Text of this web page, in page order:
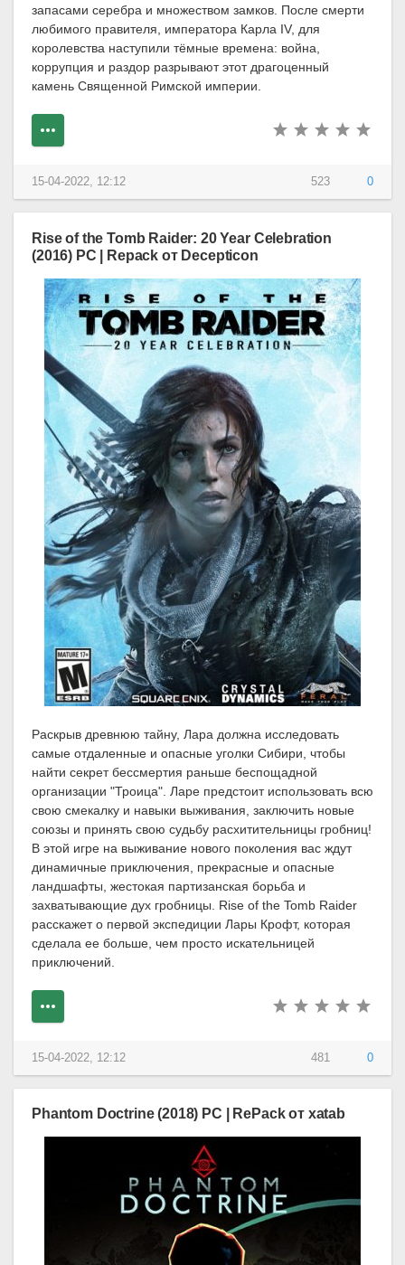
запасами серебра и множеством замков. После смерти
любимого правителя, императора Карла IV, для
королевства наступили тёмные времена: война,
коррупция и раздор разрывают этот драгоценный
камень Священной Римской империи.
523 0
15-04-2022, 12:12
Rise of the Tomb Raider: 20 Year Celebration
(2016) PC | Repack от Decepticon
Раскрыв древнюю тайну, Лара должна исследовать
самые отдаленные и опасные уголки Сибири, чтобы
найти секрет бессмертия раньше беспощадной
организации "Троица". Ларе предстоит использовать всю
свою смекалку и навыки выживания, заключить новые
союзы и принять свою судьбу расхитительницы гробниц!
В этой игре на выживание нового поколения вас ждут
динамичные приключения, прекрасные и опасные
ландшафты, жестокая партизанская борьба и
захватывающие дух гробницы. Rise of the Tomb Raider
расскажет о первой экспедиции Лары Крофт, которая
сделала ее больше, чем просто искательницей
приключений.
481 0
15-04-2022, 12:12
Phantom Doctrine (2018) PC | RePack от xatab